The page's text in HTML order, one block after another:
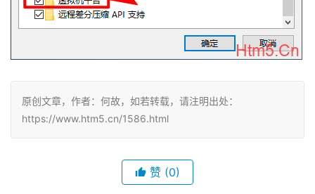
原创文章，作者：何故，如若转载，请注明出处：
https://www.htm5.cn/1586.html
赞 (0)